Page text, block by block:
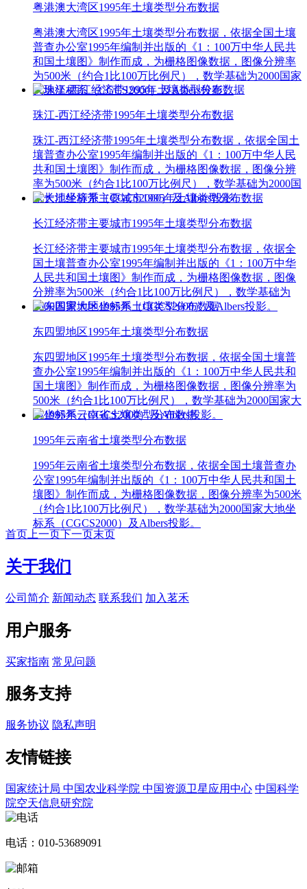
粤港澳大湾区1995年土壤类型分布数据
粤港澳大湾区1995年土壤类型分布数据，依据全国土壤
普查办公室1995年编制并出版的《1：100万中华人民共
和国土壤图》制作而成，为栅格图像数据，图像分辨率
为500米（约合1比100万比例尺），数学基础为2000国家
大地坐标系（CGCS2000）及Albers投影。
珠江-西江经济带1995年土壤类型分布数据
珠江-西江经济带1995年土壤类型分布数据，依据全国土
壤普查办公室1995年编制并出版的《1：100万中华人民
共和国土壤图》制作而成，为栅格图像数据，图像分辨
率为500米（约合1比100万比例尺），数学基础为2000国
家大地坐标系（CGCS2000）及Albers投影。
长江经济带主要城市1995年土壤类型分布数据
长江经济带主要城市1995年土壤类型分布数据，依据全
国土壤普查办公室1995年编制并出版的《1：100万中华
人民共和国土壤图》制作而成，为栅格图像数据，图像
分辨率为500米（约合1比100万比例尺），数学基础为
2000国家大地坐标系（CGCS2000）及Albers投影。
东四盟地区1995年土壤类型分布数据
东四盟地区1995年土壤类型分布数据，依据全国土壤普
查办公室1995年编制并出版的《1：100万中华人民共和
国土壤图》制作而成，为栅格图像数据，图像分辨率为
500米（约合1比100万比例尺），数学基础为2000国家大
地坐标系（CGCS2000）及Albers投影。
1995年云南省土壤类型分布数据
1995年云南省土壤类型分布数据，依据全国土壤普查办
公室1995年编制并出版的《1：100万中华人民共和国土
壤图》制作而成，为栅格图像数据，图像分辨率为500米
（约合1比100万比例尺），数学基础为2000国家大地坐
标系（CGCS2000）及Albers投影。
首页 上一页下一页末页
关于我们
公司简介 新闻动态 联系我们 加入茗禾
用户服务
买家指南 常见问题
服务支持
服务协议 隐私声明
友情链接
国家统计局 中国农业科学院 中国资源卫星应用中心 中国科学
院空天信息研究院
电话：010-53689091